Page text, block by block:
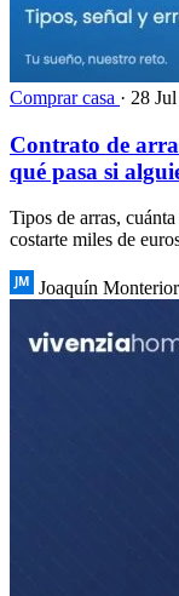
Comprar casa · 28
Contrato de
qué pasa si
Tipos de arras,
costarte miles de
Joaquín Monterior